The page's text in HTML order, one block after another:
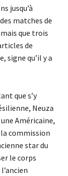
jusqu’à
matches de
que trois
de
signe qu’il y a
que s’y
Neuza
Américaine,
commission
star du
le corps